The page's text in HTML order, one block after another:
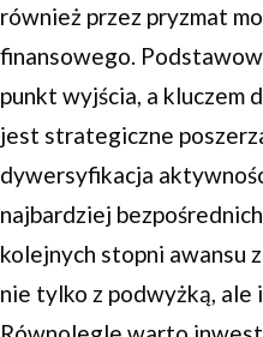
również przez pryzmat
finansowego.
punkt wyjścia, a kluczem
jest strategiczne
dywersyfikacja
najbardziej
kolejnych stopni awansu
nie tylko z podwyżką, ale